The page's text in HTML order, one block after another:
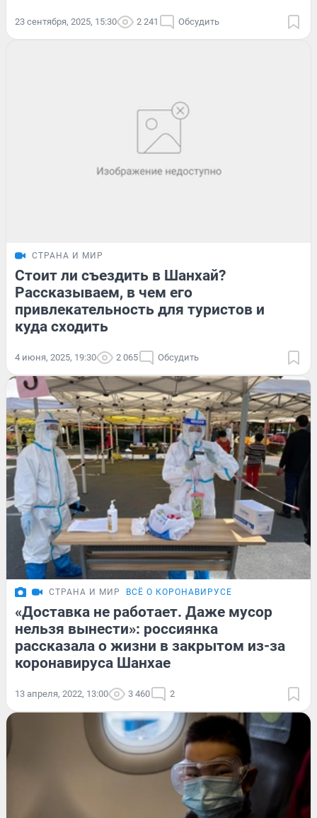
23 сентября, 2025, 15:30 2 241 Обсудить
СТРАНА И МИР
Стоит ли съездить в Шанхай?
Рассказываем, в чем его
привлекательность для туристов и
куда сходить
4 июня, 2025, 19:30 2 065 Обсудить
СТРАНА И МИР ВСЁ О КОРОНАВИРУСЕ
«Доставка не работает. Даже мусор
нельзя вынести»: россиянка
рассказала о жизни в закрытом из-за
коронавируса Шанхае
13 апреля, 2022, 13:00 3 460 2